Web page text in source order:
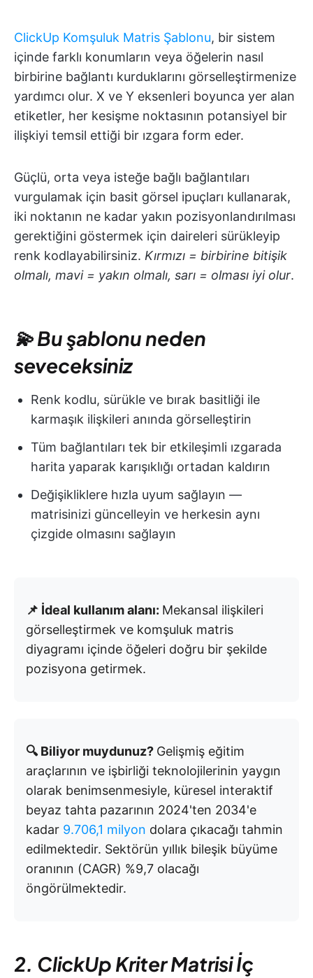
ClickUp Komşuluk Matris Şablonu, bir sistem
içinde farklı konumların veya öğelerin nasıl
birbirine bağlantı kurduklarını görselleştirmenize
yardımcı olur. X ve Y eksenleri boyunca yer alan
etiketler, her kesişme noktasının potansiyel bir
ilişkiyi temsil ettiği bir ızgara form eder.
Güçlü, orta veya isteğe bağlı bağlantıları
vurgulamak için basit görsel ipuçları kullanarak,
iki noktanın ne kadar yakın pozisyonlandırılması
gerektiğini göstermek için daireleri sürükleyip
renk kodlayabilirsiniz. Kırmızı = birbirine bitişik
olmalı, mavi = yakın olmalı, sarı = olması iyi olur.
💫 Bu şablonu neden
seveceksiniz
Renk kodlu, sürükle ve bırak basitliği ile
karmaşık ilişkileri anında görselleştirin
Tüm bağlantıları tek bir etkileşimli ızgarada
harita yaparak karışıklığı ortadan kaldırın
Değişikliklere hızla uyum sağlayın —
matrisinizi güncelleyin ve herkesin aynı
çizgide olmasını sağlayın
📌 İdeal kullanım alanı: Mekansal ilişkileri
görselleştirmek ve komşuluk matris
diyagramı içinde öğeleri doğru bir şekilde
pozisyona getirmek.
🔍 Biliyor muydunuz? Gelişmiş eğitim
araçlarının ve işbirliği teknolojilerinin yaygın
olarak benimsenmesiyle, küresel interaktif
beyaz tahta pazarının 2024'ten 2034'e
kadar 9.706,1 milyon dolara çıkacağı tahmin
edilmektedir. Sektörün yıllık bileşik büyüme
oranının (CAGR) %9,7 olacağı
öngörülmektedir.
2. ClickUp Kriter Matrisi İç